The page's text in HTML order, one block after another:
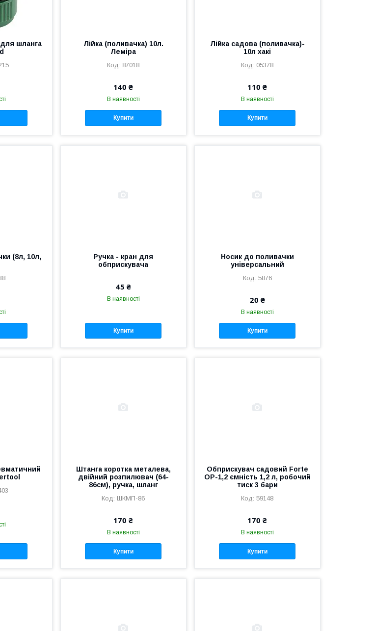
шланга
Лійка (поливачка) 10л.
Леміра
87018
140 ₴
В наявності
Купити
Лійка садова (поливачка)-
10л хакі
05378
110 ₴
В наявності
Купити
(8л, 10л,
Ручка - кран для
обприскувача
45 ₴
В наявності
Купити
Носик до поливачки
універсальний
5876
20 ₴
В наявності
Купити
Штанга коротка металева,
двійний розпилювач (64-
86см), ручка, шланг
ШКМП-86
170 ₴
В наявності
Купити
Обприскувач садовий Forte
ОР-1,2 ємність 1,2 л, робочий
тиск 3 бари
59148
170 ₴
В наявності
Купити